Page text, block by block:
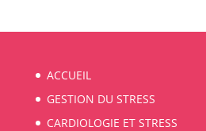
ACCUEIL
GESTION DU STRESS
CARDIOLOGIE ET STRESS